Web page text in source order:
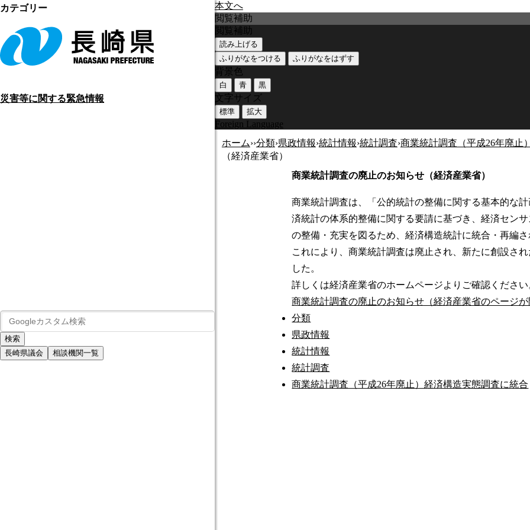
本文へ
災害等に関する緊急情報
長崎県議会 相談機関一覧
閲覧補助
閲覧補助
読み上げる
ふりがなをつける
ふりがなをはずす
背景色
白 青 黒
文字サイズ
標準 拡大
Foreign Language
ホーム››分類›県政情報›統計情報›統計調査›商業統計調査（平成26年廃止
（経済産業省）
商業統計調査の廃止のお知らせ（経済産業省）
商業統計調査は、「公的統計の整備に関する基本的な
済統計の体系的整備に関する要請に基づき、経済セン
の整備・充実を図るため、経済構造統計に統合・再編
これにより、商業統計調査は廃止され、新たに創設さ
した。
詳しくは経済産業省のホームページよりご確認ください
商業統計調査の廃止のお知らせ（経済産業省のページが
カテゴリー
分類
県政情報
統計情報
統計調査
商業統計調査（平成26年廃止）経済構造実態調査に統合